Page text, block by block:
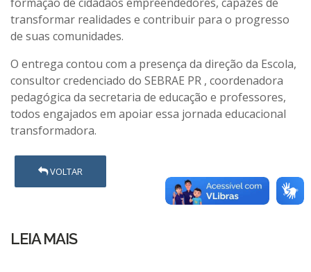
transformar realidades e contribuir para o progresso
de suas comunidades.
O entrega contou com a presença da direção da Escola,
consultor credenciado do SEBRAE PR , coordenadora
pedagógica da secretaria de educação e professores,
todos engajados em apoiar essa jornada educacional
transformadora.
VOLTAR
LEIA MAIS